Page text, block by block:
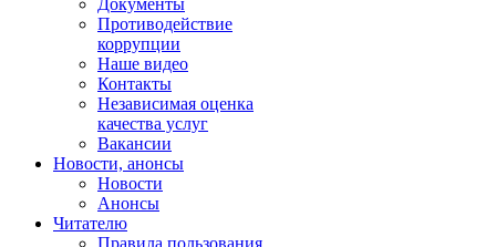
Документы
Противодействие
коррупции
Наше видео
Контакты
Независимая оценка
качества услуг
Вакансии
Новости, анонсы
Новости
Анонсы
Читателю
Правила пользования